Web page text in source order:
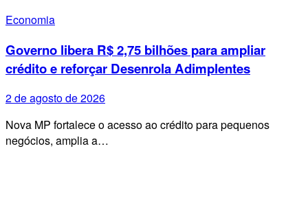
Economia
Governo libera R$ 2,75 bilhões para ampliar
crédito e reforçar Desenrola Adimplentes
2 de agosto de 2026
Nova MP fortalece o acesso ao crédito para pequenos
negócios, amplia a…